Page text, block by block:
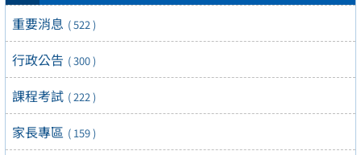
重要消息 ( 522 )
行政公告 ( 300 )
課程考試 ( 222 )
家長專區 ( 159 )